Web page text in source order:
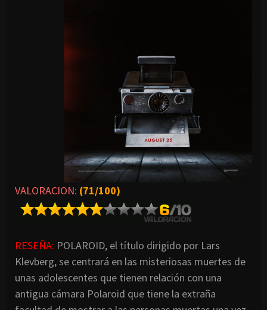
VALORACION: (71/100)
RESEÑA: POLAROID, el título dirigido por Lars
Klevberg, se centrará en las misteriosas muertes de
unas adolescentes que tienen relación con una
antigua cámara Polaroid que tiene la extraña